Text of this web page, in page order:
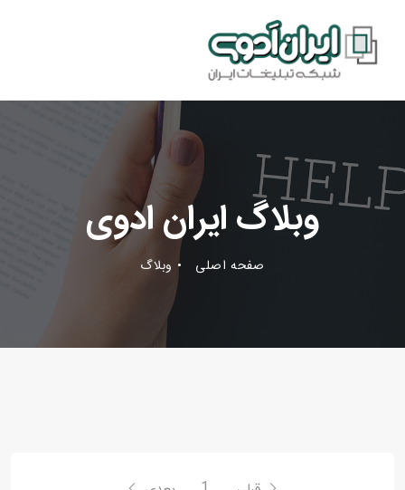
وبلاگ ایران ادوی
صفحه اصلی وبلاگ